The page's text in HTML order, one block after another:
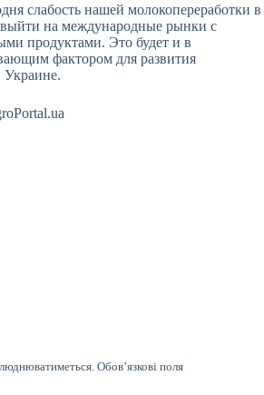
слабость нашей молокопереработки в
на международные рынки с
продуктами. Это будет и в
фактором для развития
Украине.
Обов’язкові поля